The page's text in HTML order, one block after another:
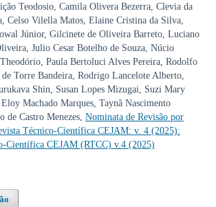
Teodosio, Camila Olivera Bezerra, Clevia da
Celso Vilella Matos, Elaine Cristina da Silva,
Júnior, Gilcinete de Oliveira Barreto, Luciano
Julio Cesar Botelho de Souza, Núcio
Paula Bertoluci Alves Pereira, Rodolfo
Torre Bandeira, Rodrigo Lancelote Alberto,
Shin, Susan Lopes Mizugai, Suzi Mary
Machado Marques, Taynã Nascimento
de Castro Menezes, Nominata de Revisão por
Técnico-Científica CEJAM: v. 4 (2025):
Científica CEJAM (RTCC) v.4 (2025)